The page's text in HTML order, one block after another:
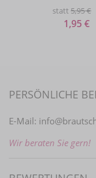
statt 5,95 €
1,95 €
PERSÖNLICHE
E-Mail:
Wir beraten Sie gern!